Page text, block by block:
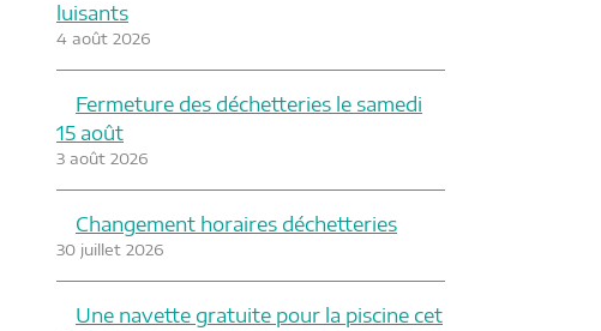
luisants
4 août 2026
Fermeture des déchetteries le samedi
15 août
3 août 2026
Changement horaires déchetteries
30 juillet 2026
Une navette gratuite pour la piscine cet